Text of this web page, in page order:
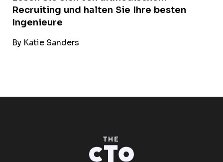
Recruiting und halten Sie Ihre besten
Ingenieure
By Katie Sanders